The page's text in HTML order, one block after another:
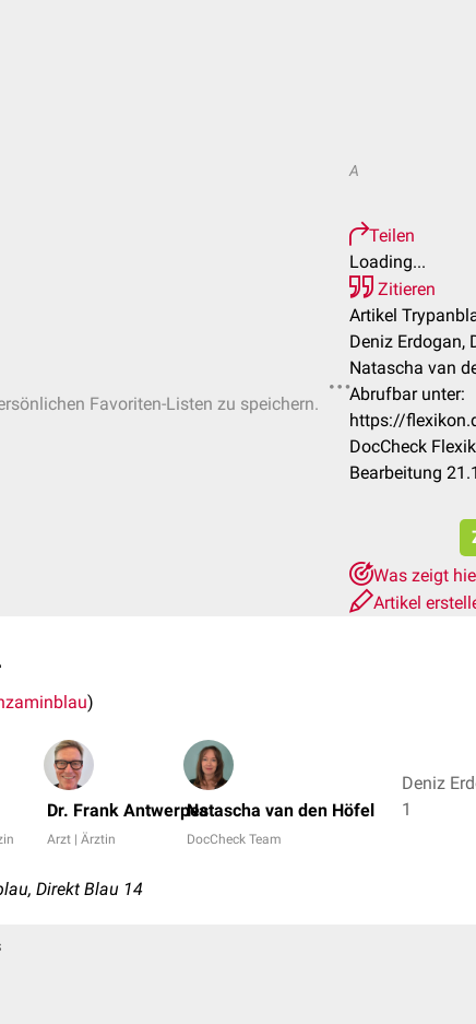
Favoriten-Listen zu speichern.
A
Teilen
Loading...
Zitieren
Artikel
Deniz Erdogan,
Natascha van
Abrufbar unter:
https://
DocCheck
Bearbeitung
Was zeigt
Artikel
)
Dr. Frank Antwerpes
Arzt | Ärztin
Natascha van den Höfel
DocCheck Team
Deniz
1
Direkt Blau 14